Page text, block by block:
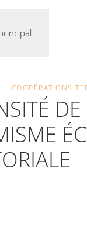
COOPÉRATIONS